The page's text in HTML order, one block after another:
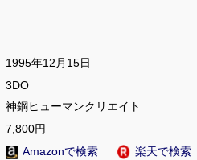
1995年12月15日
3DO
神鋼ヒューマンクリエイト
7,800円
Amazonで検索 楽天で検索